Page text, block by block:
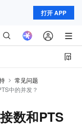
打开 APP
常见问题
中的并发？
数和PTS